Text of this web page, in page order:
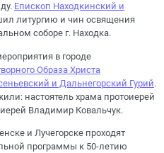
Епископ Находкинский и
литургию и чин освящения
соборе г. Находка.
в городе
Образа Христа
и Дальнегорский Гурий.
настоятель храма протоиерей
Владимир Ковальчук.
и Лучегорске проходят
программы к 50-летию